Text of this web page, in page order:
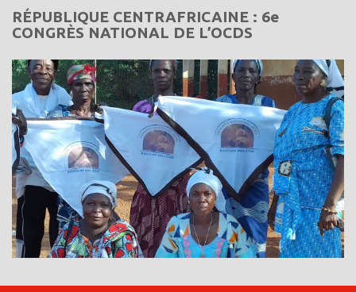
RÉPUBLIQUE CENTRAFRICAINE : 6e
CONGRÈS NATIONAL DE L’OCDS